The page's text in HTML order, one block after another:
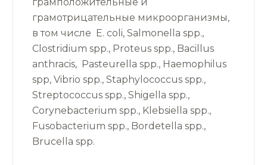
грамположительные и
грамотрицательные микроорганизмы,
в том числе E. coli, Salmonella spp.,
Clostridium spp., Proteus spp., Bacillus
anthracis, Pasteurella spp., Haemophilus
spp, Vibrio spp., Staphylococcus spp.,
Streptococcus spp., Shigella spp.,
Corynebacterium spp., Klebsiella spp.,
Fusobacterium spp., Bordetella spp.,
Brucella spp.